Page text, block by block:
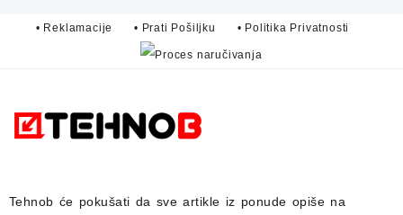
• Reklamacije • Prati Pošiljku • Politika Privatnosti
Tehnob će pokušati da sve artikle iz ponude opiše na